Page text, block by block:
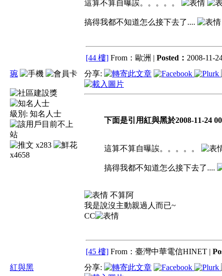
這算不算自曝誒。。。。。
搞得我都不知道怎么接下去了....
[44 樓] From：歐洲 | Posted： 2008-11-
琬
級別: 知名人士
x283
x4658
分享:
下面是引用紅與黑於2008-11-24
這算不算自曝誒。。。。。
搞得我都不知道怎么接下去了....
不算阿
我是說沒主動親過人而已~
CC
[45 樓] From：臺灣中華電信HINET |
紅與黑
分享: